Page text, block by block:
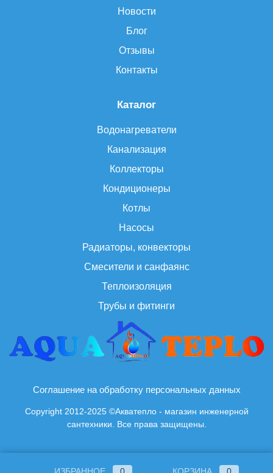
Каталог
Водонагреватели
Канализация
Коллекторы
Кондиционеры
Котлы
Насосы
Радиаторы, конвекторы
Смесители и санфаянс
Теплоизоляция
Трубы и фитинги
Новости
Блог
Отзывы
Контакты
Соглашение на обработку персональных данных
Copyright 2012-2025 ©Акватепло - магазин инженерной
сантехники. Все права защищены.
ИЗБРАННОЕ 0 КОРЗИНА 0